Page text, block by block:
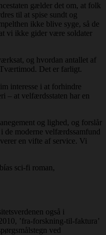
gælder det om, at folk
til at spise sundt og
ikke blive syge, så de
vi ikke gider være soldater
og hvordan antallet af
Det er farligt.
interesse i at forhindre
– at velfærdsstaten har en
og lighed, og forslår
de moderne velfærdssamfund
en vifte af service. Vi
sci-fi roman,
også i
’fra-forskning-til-faktura’
ved